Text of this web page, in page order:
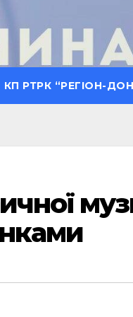
КП РТРК “РЕГІОН-